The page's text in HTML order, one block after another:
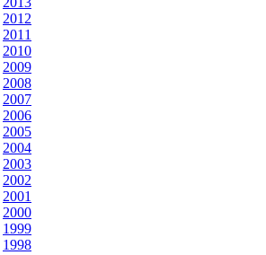
2012
2011
2010
2009
2008
2007
2006
2005
2004
2003
2002
2001
2000
1999
1998